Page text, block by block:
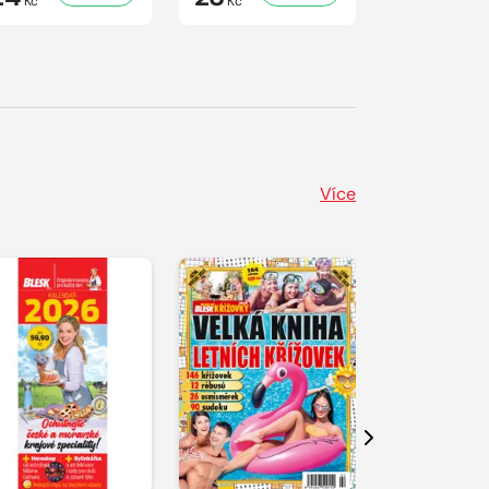
Více
Další